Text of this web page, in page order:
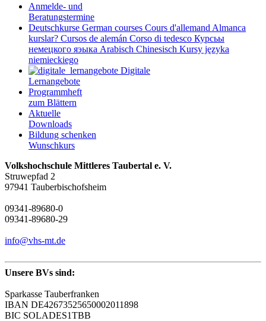
Anmelde- und
Beratungstermine
Deutschkurse German courses Cours d'allemand Almanca
kurslar? Cursos de alemán Corso di tedesco Курсьы
немецкого яэыка Arabisch Chinesisch Kursy języka
niemieckiego
Digitale
Lernangebote
Programmheft
zum Blättern
Aktuelle
Downloads
Bildung schenken
Wunschkurs
Volkshochschule Mittleres Taubertal e. V.
Struwepfad 2
97941 Tauberbischofsheim
09341-89680-0
09341-89680-29
info@vhs-mt.de
Unsere BVs sind:
Sparkasse Tauberfranken
IBAN DE42673525650002011898
BIC SOLADES1TBB